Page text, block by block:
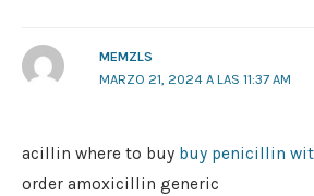
MEMZLS
MARZO 21, 2024 A LAS 11:37 AM
acillin where to buy buy penicillin
order amoxicillin generic